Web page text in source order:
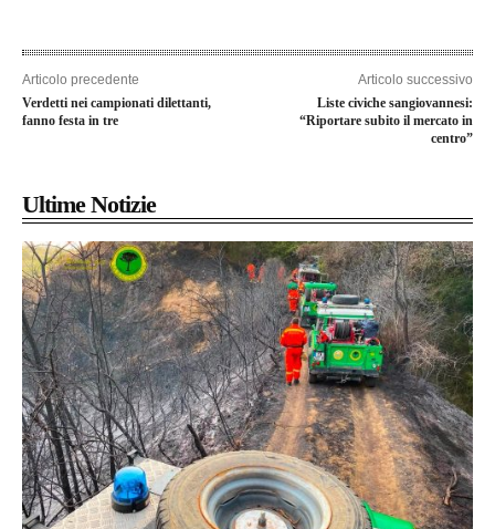
Articolo precedente
Verdetti nei campionati dilettanti,
fanno festa in tre
Articolo successivo
Liste civiche sangiovannesi:
“Riportare subito il mercato in
centro”
Ultime Notizie